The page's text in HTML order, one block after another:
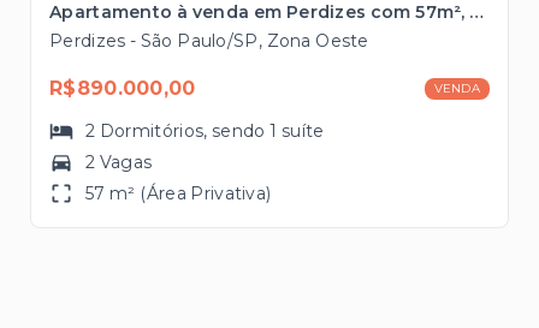
Apartamento à venda em Perdizes com 57m², 2 vagas próximo ao Allianz Parque
Perdizes - São Paulo/SP, Zona Oeste
R$890.000,00 VENDA
2 Dormitórios, sendo1 suíte
2 Vagas
57 m² (Área Privativa)